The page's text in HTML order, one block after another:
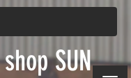
SUN